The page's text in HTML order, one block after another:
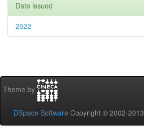
Date issued
2022
Theme by
DSpace Software Copyright © 2002-2013